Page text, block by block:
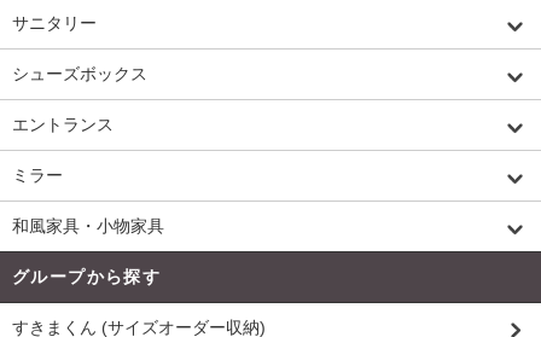
サニタリー
シューズボックス
エントランス
ミラー
和風家具・小物家具
グループから探す
すきまくん (サイズオーダー収納)